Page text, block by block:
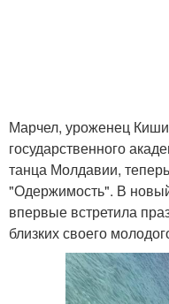
Марчел, уроженец
государственного
танца Молдавии,
"Одержимость". В
впервые встретила
близких своего